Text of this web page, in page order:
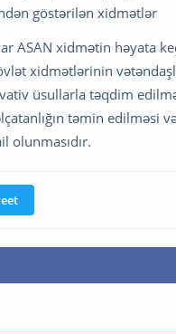
göstərilən xidmətlər
ASAN xidmətin həyata
xidmətlərinin
üsullarla təqdim
təmin edilməsi
olunmasıdır.